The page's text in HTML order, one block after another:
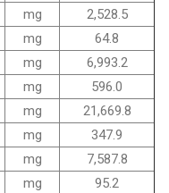
mg
2,528.5
mg
64.8
mg
6,993.2
mg
596.0
mg
21,669.8
mg
347.9
mg
7,587.8
mg
95.2